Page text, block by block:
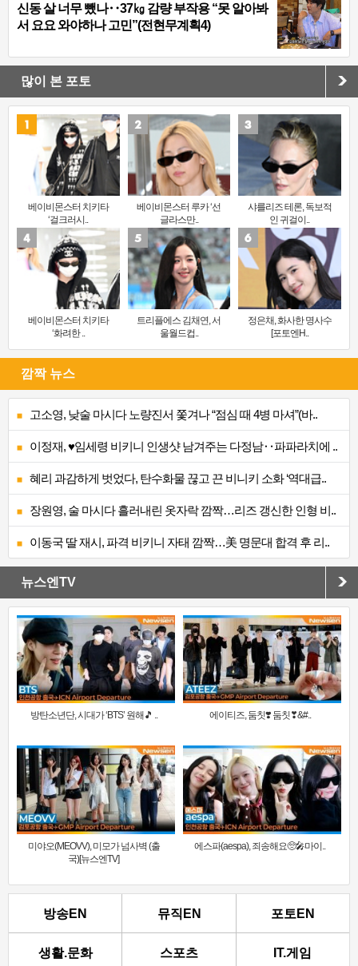
신동 살 너무 뺐나‥37㎏ 감량 부작용 “못 알아봐
서 요요 와야하나 고민”(전현무계획4)
많이 본 포토
베이비몬스터 치키타
‘걸크러시..
베이비몬스터 루카 ‘선
글라스만..
샤를리즈 테론, 독보적
인 귀걸이..
베이비몬스터 치키타
‘화려한 ..
트리플에스 김채연, 서
울월드컵..
정은채, 화사한 명사수
[포토엔H..
깜짝 뉴스
고소영, 낮술 마시다 노량진서 쫓겨나 “점심 때 4병 마셔”(바..
이정재, ♥임세령 비키니 인생샷 남겨주는 다정남‥파파라치에 ..
혜리 과감하게 벗었다, 탄수화물 끊고 끈 비니키 소화 ‘역대급..
장원영, 술 마시다 흘러내린 옷자락 깜짝…리즈 갱신한 인형 비..
이동국 딸 재시, 파격 비키니 자태 깜짝…美 명문대 합격 후 리..
뉴스엔TV
방탄소년단, 시대가 ‘BTS’ 원해🎵 .. 에이티즈, 둠칫❣️ 둠칫❣&#..
미야오(MEOVV), 미모가 넘사벽 (출
국)[뉴스엔TV]
에스파(aespa), 죄송해요🥺🎤마이..
방송EN 뮤직EN 포토EN
생활.문화 스포츠 IT.게임